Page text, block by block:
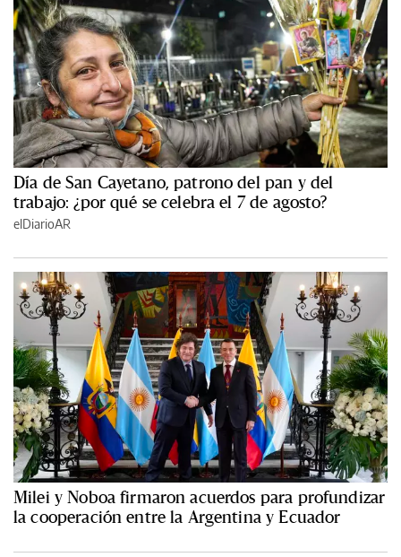
Día de San Cayetano, patrono del pan y del
trabajo: ¿por qué se celebra el 7 de agosto?
elDiarioAR
Milei y Noboa firmaron acuerdos para profundizar
la cooperación entre la Argentina y Ecuador